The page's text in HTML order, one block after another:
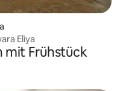
Eliya
mit Frühstück